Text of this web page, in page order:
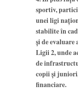
sportiv,
unei ligi
stabilite în
și de
Ligii 2, unde
de
copii şi
financiare.